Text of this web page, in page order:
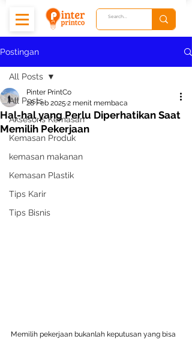
Postingan
All Posts
Aksesoris Kemasan
Kemasan Produk
kemasan makanan
Kemasan Plastik
Tips Karir
Tips Bisnis
All Posts
Hal-hal yang Perlu Diperhatikan Saat
Memilih Pekerjaan
Pinter PrintCo
28 Feb 2025 2 menit membaca
Memilih pekerjaan bukanlah keputusan yang bisa